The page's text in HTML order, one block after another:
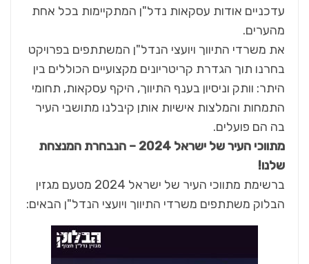
עדכניים אודות עסקאות נדל"ן המתקיימות בכל אחת
מהערים.
את משרדי התיווך ויועצי הנדל"ן המשתתפים בפרויקט
בחרנו תוך הגדרת קריטריונים מקצועיים הכוללים בין
היתר: וותק וניסיון בענף התיווך, היקף עסקאות, תחומי
התמחות והמלצות אישיות אותן קיבלנו מתושבי העיר
בה הם פועלים.
מתווכי העיר של ישראל 2024 – הנבחרת המנצחת
שלנו!
ברשימת מתווכי העיר של ישראל 2024 מטעם מגזין
הבלוק משתתפים משרדי התיווך ויועצי הנדל"ן הבאים: